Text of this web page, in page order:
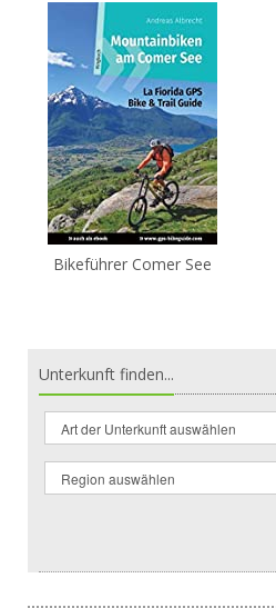
Bikeführer Comer See
Unterkunft finden...